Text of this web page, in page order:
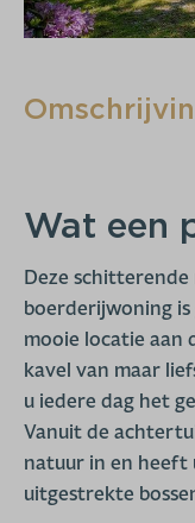
Wat een
Deze
boerderijwoning
mooie locatie aan
kavel van maar
u iedere dag het
Vanuit de
natuur in en
uitgestrekte